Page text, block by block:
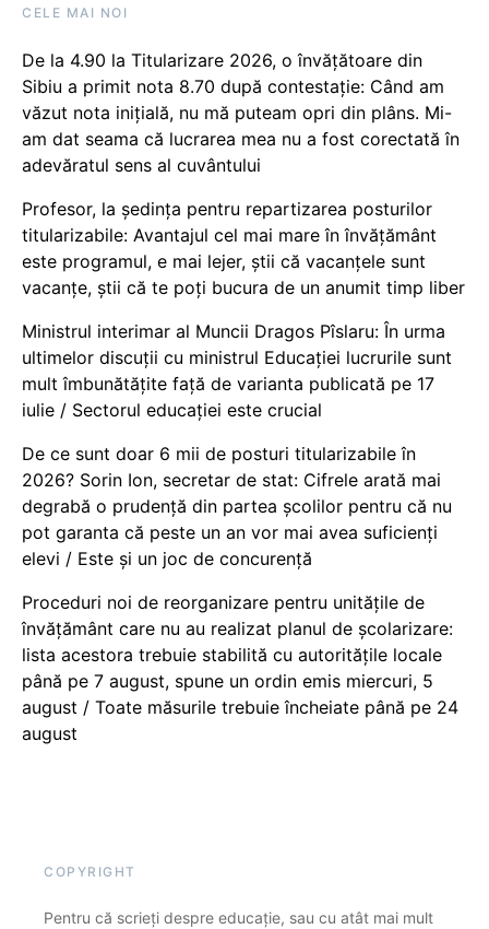
CELE MAI NOI
De la 4.90 la Titularizare 2026, o învățătoare din
Sibiu a primit nota 8.70 după contestație: Când am
văzut nota inițială, nu mă puteam opri din plâns. Mi-
am dat seama că lucrarea mea nu a fost corectată în
adevăratul sens al cuvântului
Profesor, la ședința pentru repartizarea posturilor
titularizabile: Avantajul cel mai mare în învățământ
este programul, e mai lejer, știi că vacanțele sunt
vacanţe, știi că te poți bucura de un anumit timp liber
Ministrul interimar al Muncii Dragos Pîslaru: În urma
ultimelor discuții cu ministrul Educației lucrurile sunt
mult îmbunătățite față de varianta publicată pe 17
iulie / Sectorul educației este crucial
De ce sunt doar 6 mii de posturi titularizabile în
2026? Sorin Ion, secretar de stat: Cifrele arată mai
degrabă o prudență din partea școlilor pentru că nu
pot garanta că peste un an vor mai avea suficienți
elevi / Este și un joc de concurență
Proceduri noi de reorganizare pentru unitățile de
învățământ care nu au realizat planul de școlarizare:
lista acestora trebuie stabilită cu autoritățile locale
până pe 7 august, spune un ordin emis miercuri, 5
august / Toate măsurile trebuie încheiate până pe 24
august
COPYRIGHT
Pentru că scrieți despre educație, sau cu atât mai mult